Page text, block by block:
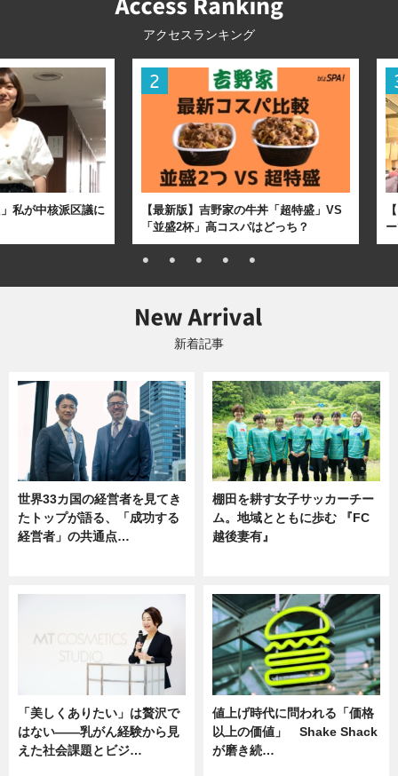
アクセスランキング
私が中核派区議に
【最新版】吉野家の牛丼「超特盛」VS
「並盛2杯」高コスパはどっち？
新着記事
世界33カ国の経営者を見てき
たトップが語る、「成功する
経営者」の共通点…
棚田を耕す女子サッカーチー
ム。地域とともに歩む 『FC
越後妻有』
「美しくありたい」は贅沢で
はない――乳がん経験から見
えた社会課題とビジ…
値上げ時代に問われる「価格
以上の価値」 Shake Shack
が磨き続…